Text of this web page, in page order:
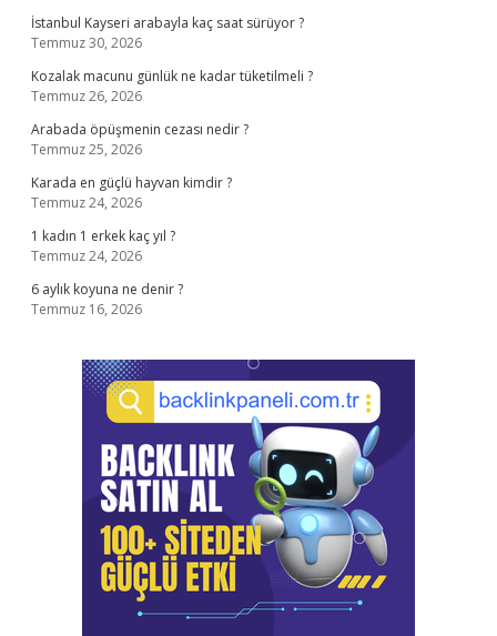
İstanbul Kayseri arabayla kaç saat sürüyor ?
Temmuz 30, 2026
Kozalak macunu günlük ne kadar tüketilmeli ?
Temmuz 26, 2026
Arabada öpüşmenin cezası nedir ?
Temmuz 25, 2026
Karada en güçlü hayvan kimdir ?
Temmuz 24, 2026
1 kadın 1 erkek kaç yıl ?
Temmuz 24, 2026
6 aylık koyuna ne denir ?
Temmuz 16, 2026